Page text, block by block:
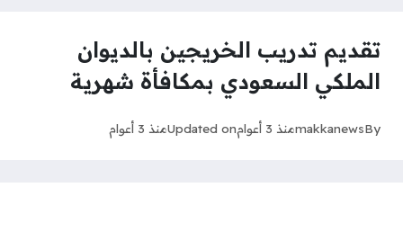
تقديم تدريب الخريجين بالديوان
الملكي السعودي بمكافأة شهرية
By
makkanewsمنذ 3 أعوام Updated onمنذ 3 أعوام